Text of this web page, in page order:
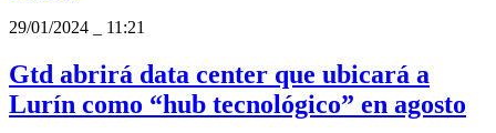
29/01/2024
11:21
Gtd abrirá data center que ubicará a
Lurín como “hub tecnológico” en agosto